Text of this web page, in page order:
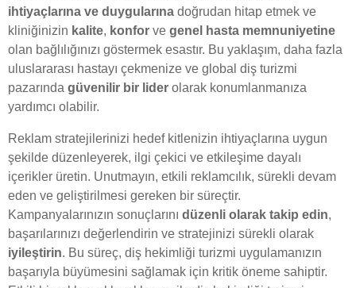
ihtiyaçlarına ve duygularına doğrudan hitap etmek ve
kliniğinizin kalite, konfor ve genel hasta memnuniyetine
olan bağlılığınızı göstermek esastır. Bu yaklaşım, daha fazla
uluslararası hastayı çekmenize ve global diş turizmi
pazarında güvenilir bir lider olarak konumlanmanıza
yardımcı olabilir.
Reklam stratejilerinizi hedef kitlenizin ihtiyaçlarına uygun
şekilde düzenleyerek, ilgi çekici ve etkileşime dayalı
içerikler üretin. Unutmayın, etkili reklamcılık, sürekli devam
eden ve geliştirilmesi gereken bir süreçtir.
Kampanyalarınızın sonuçlarını düzenli olarak takip edin,
başarılarınızı değerlendirin ve stratejinizi sürekli olarak
iyileştirin. Bu süreç, diş hekimliği turizmi uygulamanızın
başarıyla büyümesini sağlamak için kritik öneme sahiptir.